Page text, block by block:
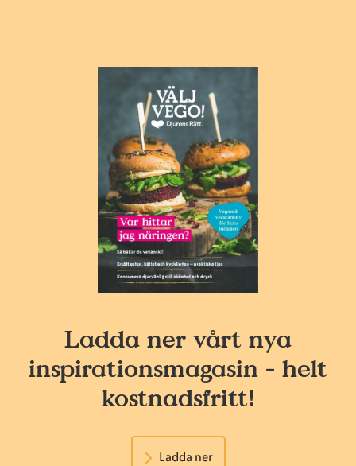
Ladda ner vårt nya
inspirationsmagasin - helt
kostnadsfritt!
Ladda ner